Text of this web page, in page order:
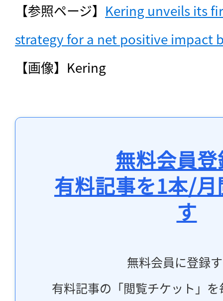
【参照ページ】 Kering unveils its
strategy for a net positive impact
【画像】Kering
無料会員
有料記事を1本/
す
無料会員に登録
有料記事の「閲覧チケット」